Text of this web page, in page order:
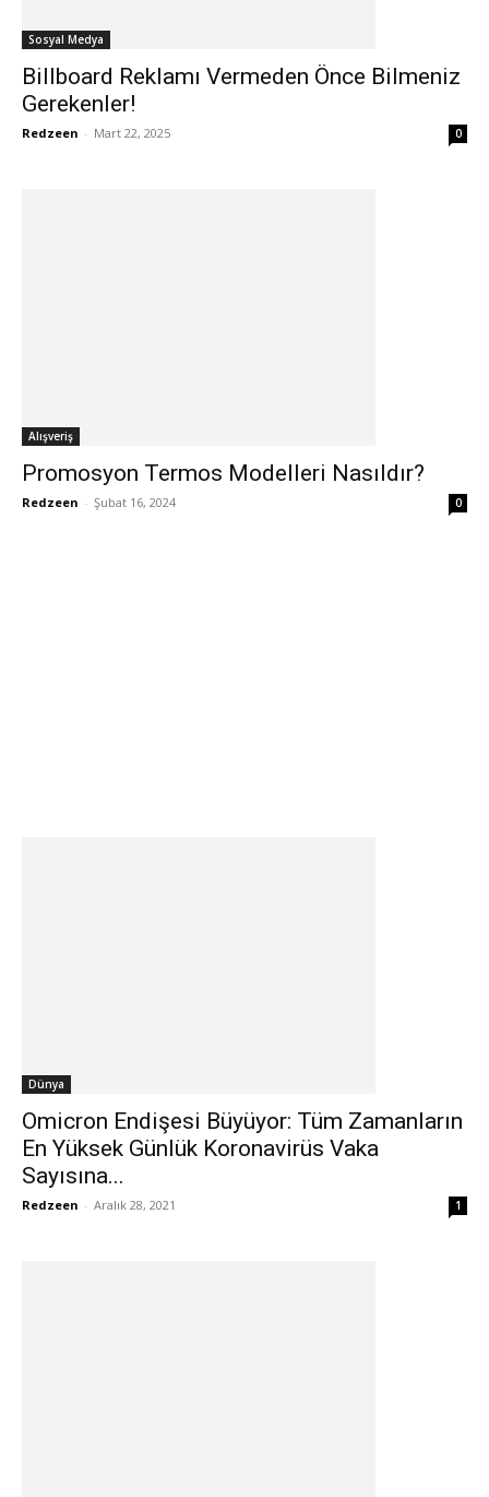
Sosyal Medya
Billboard Reklamı Vermeden Önce Bilmeniz
Gerekenler!
Redzeen - Mart 22, 2025 0
Alışveriş
Promosyon Termos Modelleri Nasıldır?
Redzeen - Şubat 16, 2024 0
Dünya
Omicron Endişesi Büyüyor: Tüm Zamanların
En Yüksek Günlük Koronavirüs Vaka
Sayısına...
Redzeen - Aralık 28, 2021 1